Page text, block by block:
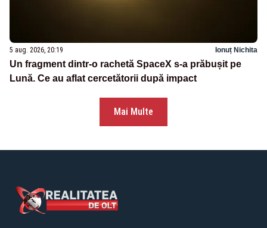
5 aug. 2026, 20:19 Ionuț Nichita
Un fragment dintr-o rachetă SpaceX s-a prăbușit pe
Lună. Ce au aflat cercetătorii după impact
Mai Multe